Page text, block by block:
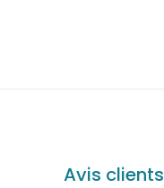
Avis clients